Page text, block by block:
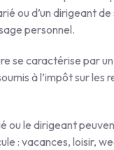
ou d’un dirigeant
personnel.
se caractérise par
à l’impôt sur les
ou le dirigeant
: vacances, loisir,